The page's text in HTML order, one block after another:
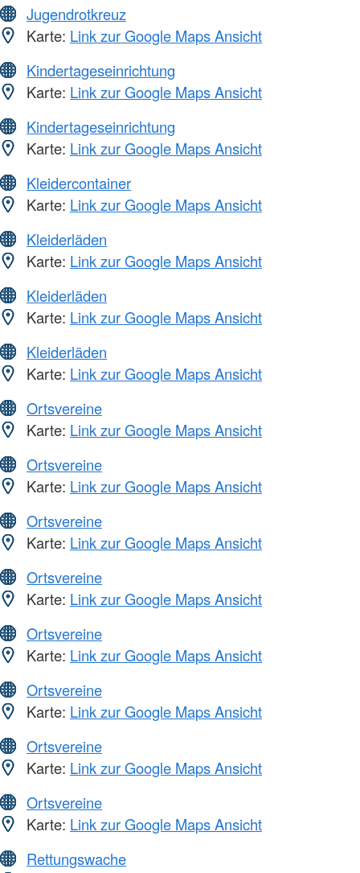
Jugendrotkreuz
Karte: Link zur Google Maps Ansicht
Kindertageseinrichtung
Karte: Link zur Google Maps Ansicht
Kindertageseinrichtung
Karte: Link zur Google Maps Ansicht
Kleidercontainer
Karte: Link zur Google Maps Ansicht
Kleiderläden
Karte: Link zur Google Maps Ansicht
Kleiderläden
Karte: Link zur Google Maps Ansicht
Kleiderläden
Karte: Link zur Google Maps Ansicht
Ortsvereine
Karte: Link zur Google Maps Ansicht
Ortsvereine
Karte: Link zur Google Maps Ansicht
Ortsvereine
Karte: Link zur Google Maps Ansicht
Ortsvereine
Karte: Link zur Google Maps Ansicht
Ortsvereine
Karte: Link zur Google Maps Ansicht
Ortsvereine
Karte: Link zur Google Maps Ansicht
Ortsvereine
Karte: Link zur Google Maps Ansicht
Ortsvereine
Karte: Link zur Google Maps Ansicht
Rettungswache